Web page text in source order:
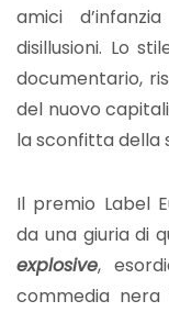
amici
disillusioni. Lo
documentario,
del nuovo
la sconfitta della
Il premio Label
da una giuria di
explosive,
commedia